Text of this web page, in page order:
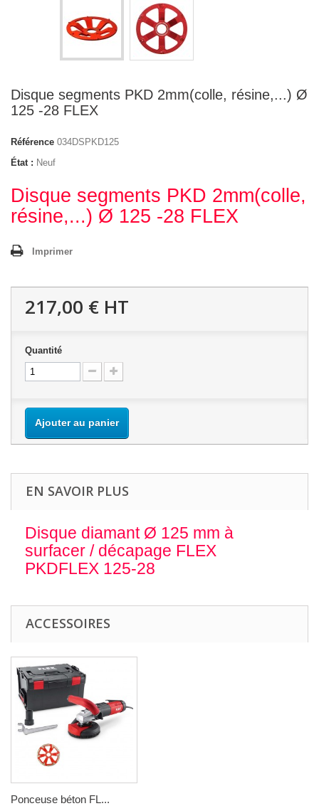
Disque segments PKD 2mm(colle, résine,...) Ø
125 -28 FLEX
Référence 034DSPKD125
État : Neuf
Disque segments PKD 2mm(colle,
résine,...) Ø 125 -28 FLEX
Imprimer
217,00 € HT
Quantité
Ajouter au panier
EN SAVOIR PLUS
Disque diamant Ø 125 mm à
surfacer / décapage FLEX
PKDFLEX 125-28
ACCESSOIRES
Ponceuse béton FL...